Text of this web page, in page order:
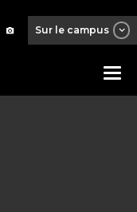
Sur le campus